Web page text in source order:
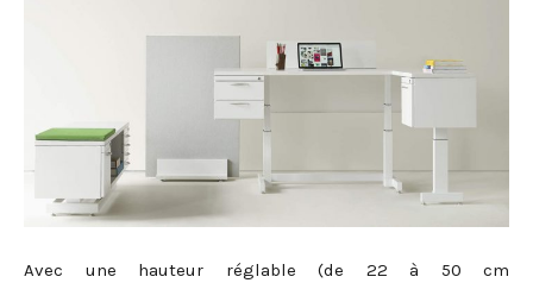
Avec une hauteur réglable (de 22 à 50 cm